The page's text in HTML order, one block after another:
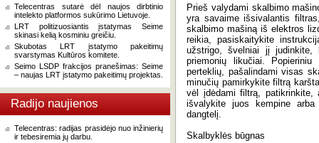
Telecentras sutarė dėl naujos dirbtinio
intelekto platformos sukūrimo Lietuvoje.
LRT politizuosiantis įstatymas Seime
skinasi kelią kosminiu greičiu.
Skubotas LRT įstatymo pakeitimų
svarstymas Kultūros komitete.
Seimo LSDP frakcijos pranešimas: Seime
– naujas LRT įstatymo pakeitimų projektas.
Radijo naujienos
Telecentras: radijas prasidėjo nuo inžinierių
ir tebesiremia jų darbu.
Prieš valydami skalbimo
yra savaime išsivalantis
skalbimo mašiną iš elektros
reikia, pasiskaitykite
užstrigo, švelniai jį judinkite,
priemonių likučiai.
perteklių, pašalindami visas
minučių pamirkykite filtrą
vėl įdėdami filtrą, patikrinkite,
išvalykite juos kempine
dangtelį.
Skalbyklės būgnas